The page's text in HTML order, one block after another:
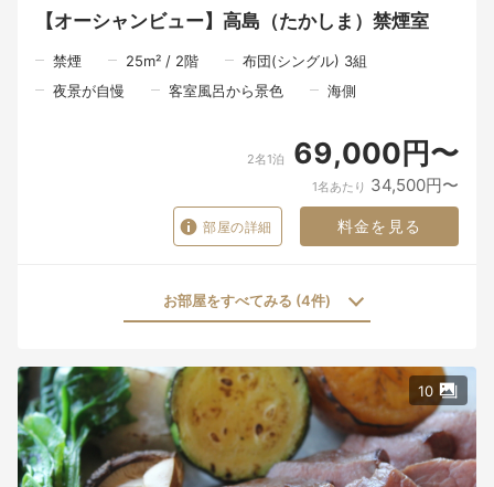
【オーシャンビュー】高島（たかしま）禁煙室
禁煙 25m² / 2階
布団(シングル) 3組
夜景が自慢
客室風呂から景色 海側
2名1泊 69,000円〜
1名あたり 34,500円〜
部屋の詳細 料金を見る
お部屋をすべてみる (4件)
10